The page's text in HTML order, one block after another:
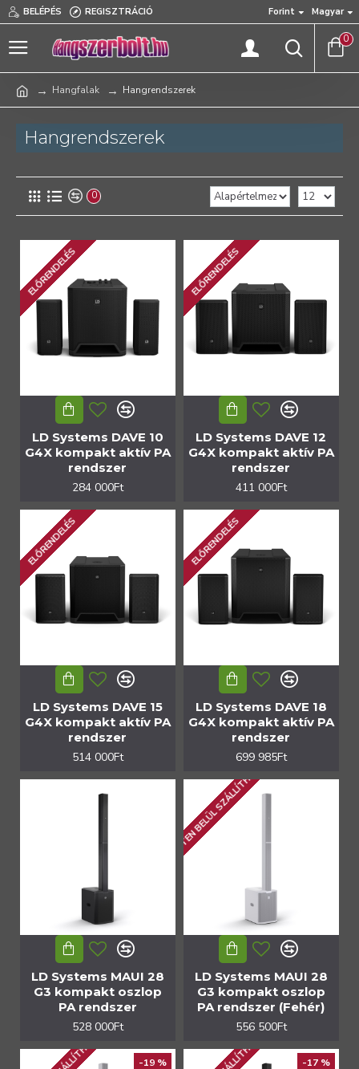
BELÉPÉS REGISZTRÁCIÓ Forint Magyar
0
Hangfalak Hangrendszerek
Hangrendszerek
0
ELŐRENDELÉS
LD Systems DAVE 10
G4X kompakt aktív PA
rendszer
284 000Ft
ELŐRENDELÉS
LD Systems DAVE 12
G4X kompakt aktív PA
rendszer
411 000Ft
ELŐRENDELÉS
LD Systems DAVE 15
G4X kompakt aktív PA
rendszer
514 000Ft
ELŐRENDELÉS
LD Systems DAVE 18
G4X kompakt aktív PA
rendszer
699 985Ft
LD Systems MAUI 28
G3 kompakt oszlop
PA rendszer
528 000Ft
1 HÉTEN BELÜL SZÁLLÍTHATÓ
LD Systems MAUI 28
G3 kompakt oszlop
PA rendszer (Fehér)
556 500Ft
-19 % -17 %